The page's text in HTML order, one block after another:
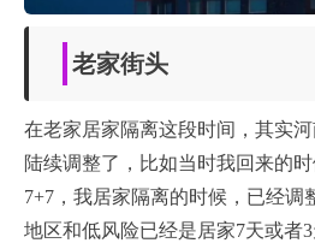
老家街头
在老家居家隔离这段时间，其实
陆续调整了，比如当时我回来的
7+7，我居家隔离的时候，已经调
地区和低风险已经是居家7天或者